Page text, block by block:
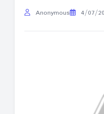
Anonymous 4/07/